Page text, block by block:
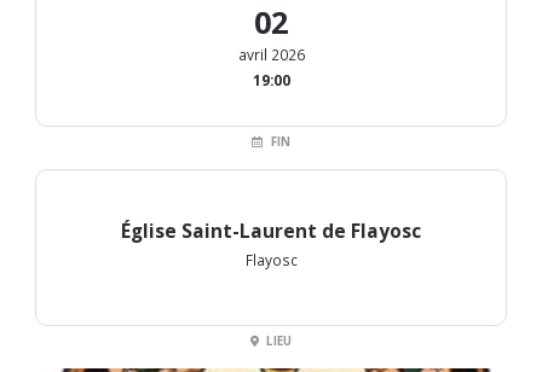
02
avril 2026
19:00
FIN
Église Saint-Laurent de Flayosc
Flayosc
LIEU